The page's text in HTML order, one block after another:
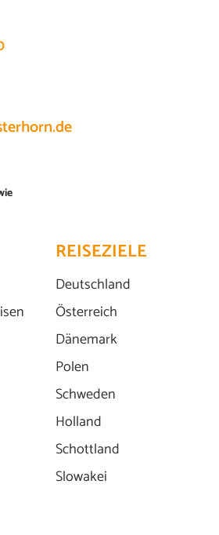
auf Kappeln an der Schlei
Ettmer - stock.adobe.com
REISEZIELE
Deutschland
Österreich
Dänemark
Polen
Schweden
Holland
Schottland
Slowakei